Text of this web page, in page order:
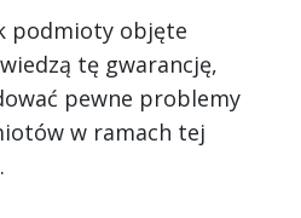
podmioty objęte
tę gwarancję,
pewne problemy
w ramach tej